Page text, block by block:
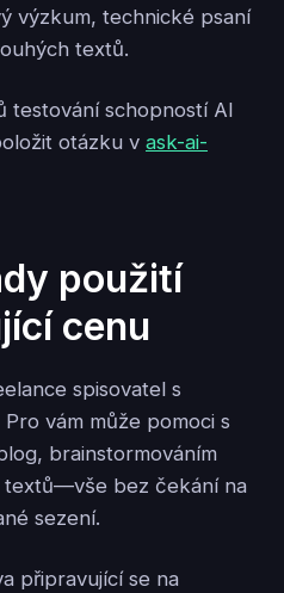
výzkum, technické psaní
textů.
testování schopností AI
otázku v ask-ai-
použití
cenu
spisovatel s
vám může pomoci s
brainstormováním
textů—vše bez čekání na
sezení.
připravující se na